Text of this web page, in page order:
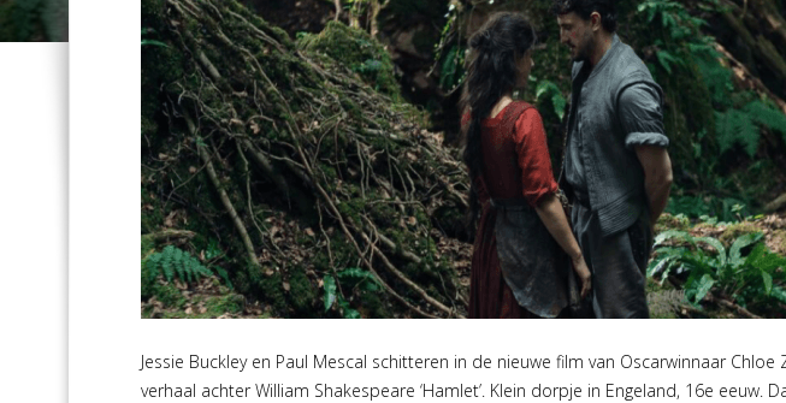
Jessie Buckley en Paul Mescal schitteren in de nieuwe film van Oscarwinnaar
verhaal achter William Shakespeare ‘Hamlet’. Klein dorpje in Engeland, 16e eeuw.